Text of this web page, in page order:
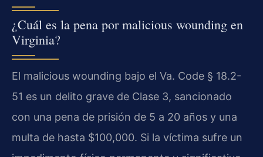
¿Cuál es la pena por malicious wounding en
Virginia?
El malicious wounding bajo el Va. Code § 18.2-
51 es un delito grave de Clase 3, sancionado
con una pena de prisión de 5 a 20 años y una
multa de hasta $100,000. Si la víctima sufre un